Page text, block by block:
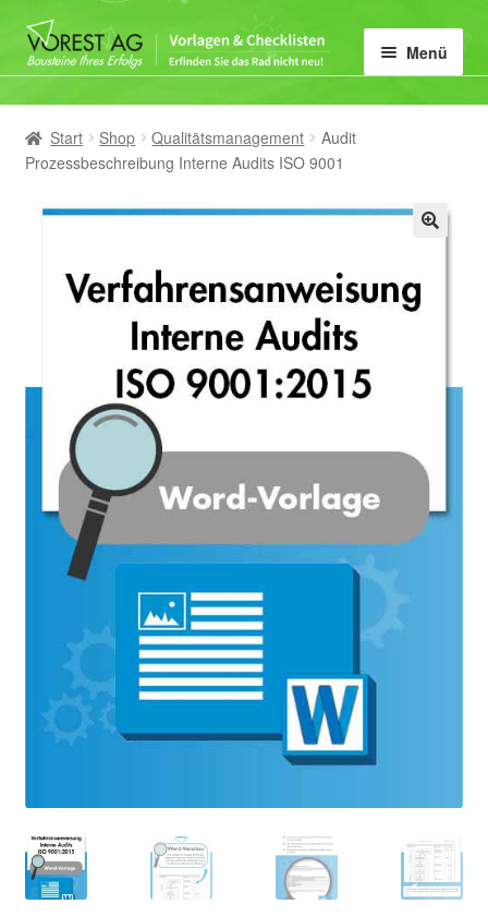
Zur
Navigation
Zum
Inhalt
Menü
Home
Vorlagen-Kategorie
Mein Konto
Start Shop Qualitätsmanagement
Audit
Prozessbeschreibung Interne Audits ISO 9001